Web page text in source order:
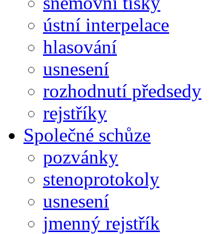
ústní interpelace
hlasování
usnesení
rozhodnutí předsedy
rejstříky
Společné schůze
pozvánky
stenoprotokoly
usnesení
jmenný rejstřík